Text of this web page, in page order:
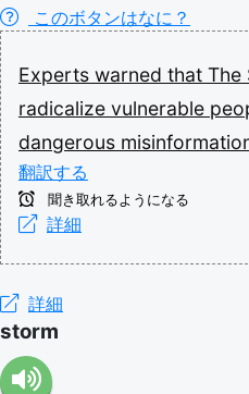
このボタンはなに？
Experts warned that The
radicalize vulnerable
dangerous
翻訳する
聞き取れるようになる
詳細
詳細
storm